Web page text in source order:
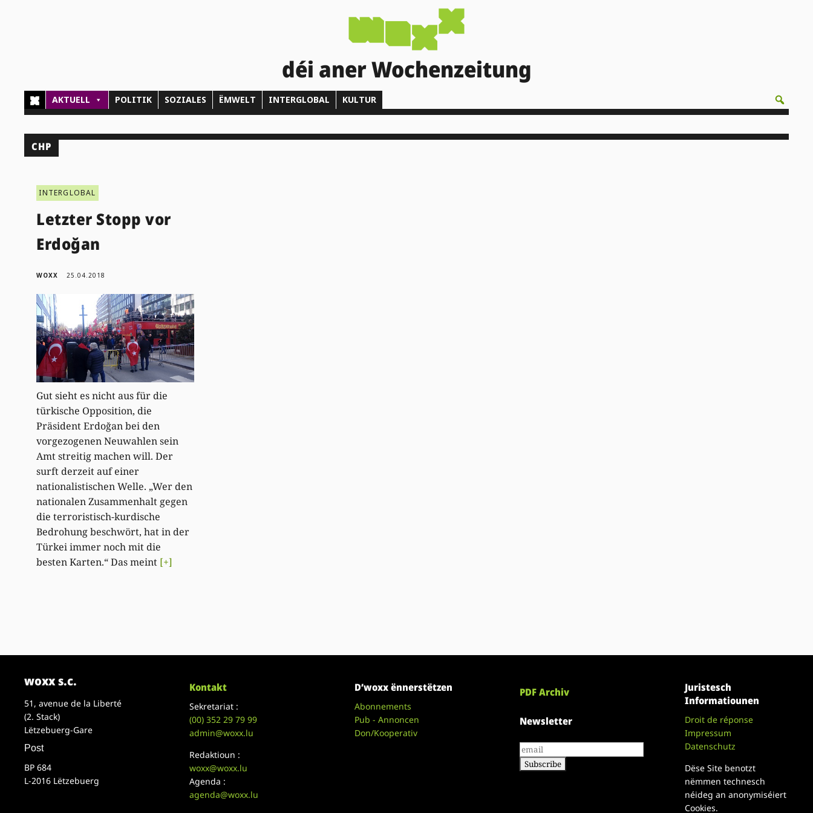
déi aner Wochenzeitung
AKTUELL POLITIK SOZIALES ËMWELT INTERGLOBAL KULTUR
CHP
INTERGLOBAL
Letzter Stopp vor
Erdoğan
WOXX 25.04.2018
Gut sieht es nicht aus für die
türkische Opposition, die
Präsident Erdoğan bei den
vorgezogenen Neuwahlen sein
Amt streitig machen will. Der
surft derzeit auf einer
nationalistischen Welle. „Wer den
nationalen Zusammenhalt gegen
die terroristisch-kurdische
Bedrohung beschwört, hat in der
Türkei immer noch mit die
besten Karten.“ Das meint [+]
woxx s.c.
51, avenue de la Liberté
(2. Stack)
Lëtzebuerg-Gare
Post
BP 684
L-2016 Lëtzebuerg
Kontakt
Sekretariat :
(00)352 29 79 99
admin@woxx.lu
Redaktioun :
woxx@woxx.lu
Agenda :
agenda@woxx.lu
D’woxx ënnerstëtzen
Abonnements
Pub - Annoncen
Don/Kooperativ
PDF Archiv
Newsletter
Juristesch
Informatiounen
Droit de réponse
Impressum
Datenschutz
Dëse Site benotzt
nëmmen technesch
néideg an anonymiséiert
Cookies.